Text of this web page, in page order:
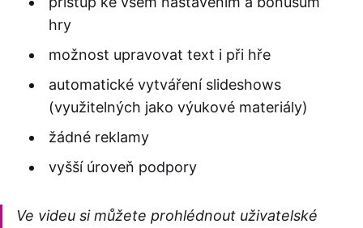
hry
možnost upravovat text i při hře
automatické vytváření slideshows
(využitelných jako výukové materiály)
žádné reklamy
vyšší úroveň podpory
Ve videu si můžete prohlédnout uživatelské